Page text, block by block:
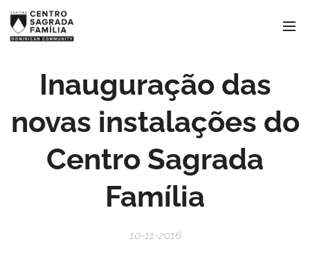
Inauguração das
novas instalações do
Centro Sagrada
Família
10-11-2016